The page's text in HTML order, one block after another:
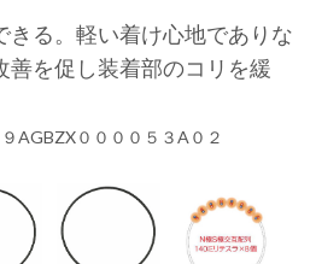
る。軽い着け心地でありな
善を促し装着部のコリを緩
AGBZX００００５３A０２